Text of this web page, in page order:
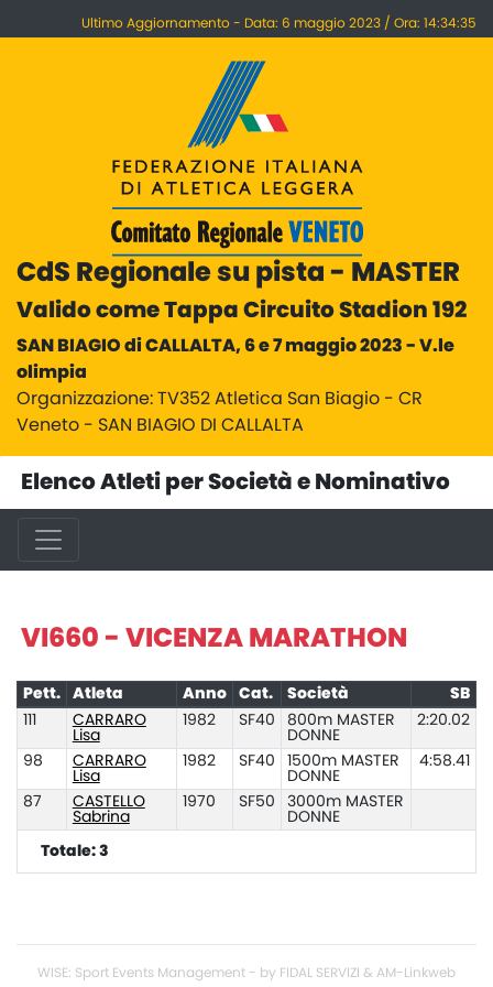
Ultimo Aggiornamento - Data: 6 maggio 2023 / Ora: 14:34:35
CdS Regionale su pista - MASTER
Valido come Tappa Circuito Stadion 192
SAN BIAGIO di CALLALTA, 6 e 7 maggio 2023 - V.le
olimpia
Organizzazione: TV352 Atletica San Biagio - CR
Veneto - SAN BIAGIO DI CALLALTA
Elenco Atleti per Società e Nominativo
VI660 - VICENZA MARATHON
Pett. Atleta Anno Cat. Società
SB
CARRARO
Lisa
1982 SF40
800m MASTER
DONNE
2:20.02
98
CARRARO
Lisa
1982 SF40
1500m MASTER
DONNE
4:58.41
87
CASTELLO
Sabrina
1970 SF50
3000m MASTER
DONNE
Totale: 3
WISE: Sport Events Management - by FIDAL SERVIZI & AM-Linkweb